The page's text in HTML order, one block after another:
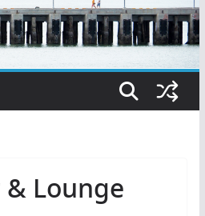
& Lounge